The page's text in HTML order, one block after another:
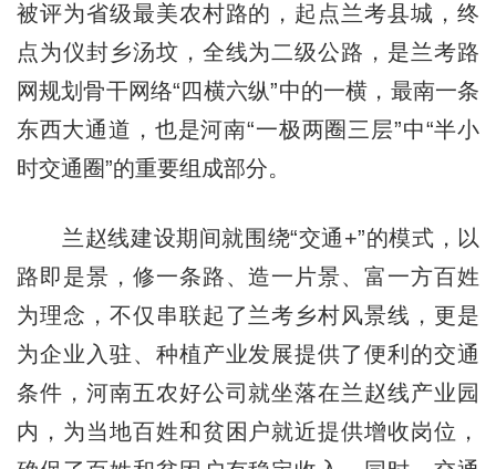
被评为省级最美农村路的，起点兰考县城，终
点为仪封乡汤坟，全线为二级公路，是兰考路
网规划骨干网络“四横六纵”中的一横，最南一条
东西大通道，也是河南“一极两圈三层”中“半小
时交通圈”的重要组成部分。
兰赵线建设期间就围绕“交通+”的模式，以
路即是景，修一条路、造一片景、富一方百姓
为理念，不仅串联起了兰考乡村风景线，更是
为企业入驻、种植产业发展提供了便利的交通
条件，河南五农好公司就坐落在兰赵线产业园
内，为当地百姓和贫困户就近提供增收岗位，